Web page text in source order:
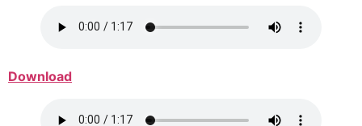
Download